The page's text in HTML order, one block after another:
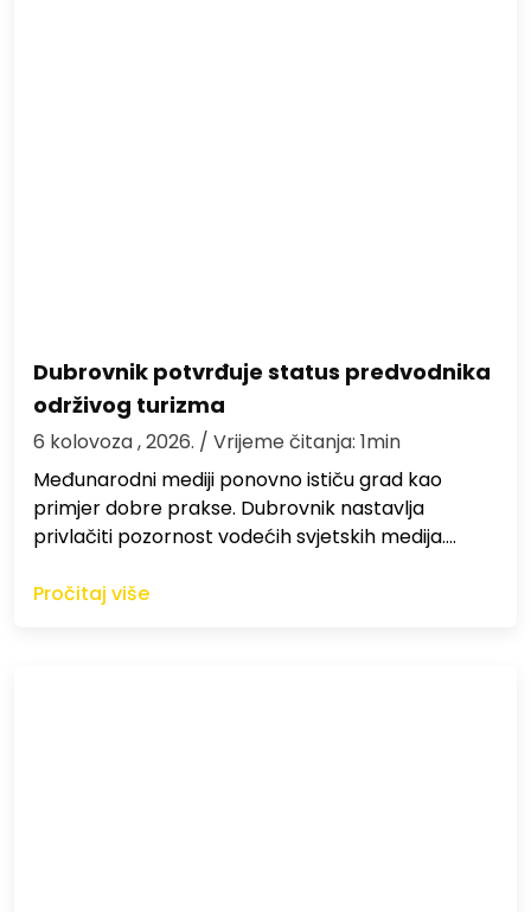
Dubrovnik potvrđuje status predvodnika
održivog turizma
6 kolovoza , 2026. / Vrijeme čitanja: 1min
Međunarodni mediji ponovno ističu grad kao
primjer dobre prakse. Dubrovnik nastavlja
privlačiti pozornost vodećih svjetskih medija.…
Pročitaj više